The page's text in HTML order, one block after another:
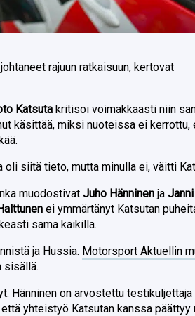
rajuun ratkaisuun, kertovat
Katsuta kritisoi voimakkaasti niin
käsittää, miksi nuoteissa ei kerrottu,
siitä tieto, mutta minulla ei, väitti
muodostivatJuho Hänninen ja
ei ymmärtänyt Katsutan
sama kaikilla.
ja Hussia. Motorsport Aktuellin
sisällä.
Hänninen on arvostettu testikuljettaja
yhteistyö Katsutan kanssa päättyy